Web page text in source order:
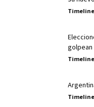
golpean